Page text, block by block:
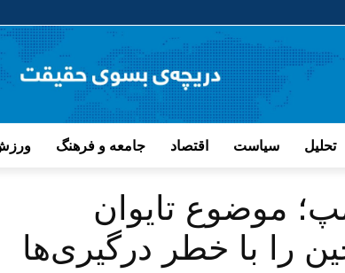
تحلیل سیاست اقتصاد جامعه و فرهنگ
موضوع تایوان
را با خطر درگیری‌ها